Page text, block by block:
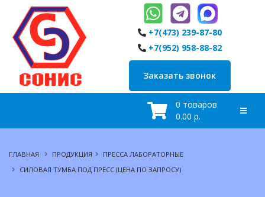
+7(473) 239-87-80
+7(952) 958-88-82
Заказать звонок
0 товаров
0.00 р.
ГЛАВНАЯ ПРОДУКЦИЯ
ПРЕССА ЛАБОРАТОРНЫЕ
СИЛОВАЯ ТУМБА ПОД ПРЕСС (ЦЕНА ПО ЗАПРОСУ)